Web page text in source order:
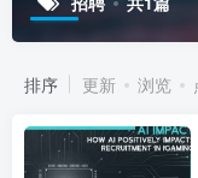
排序 更新 浏览